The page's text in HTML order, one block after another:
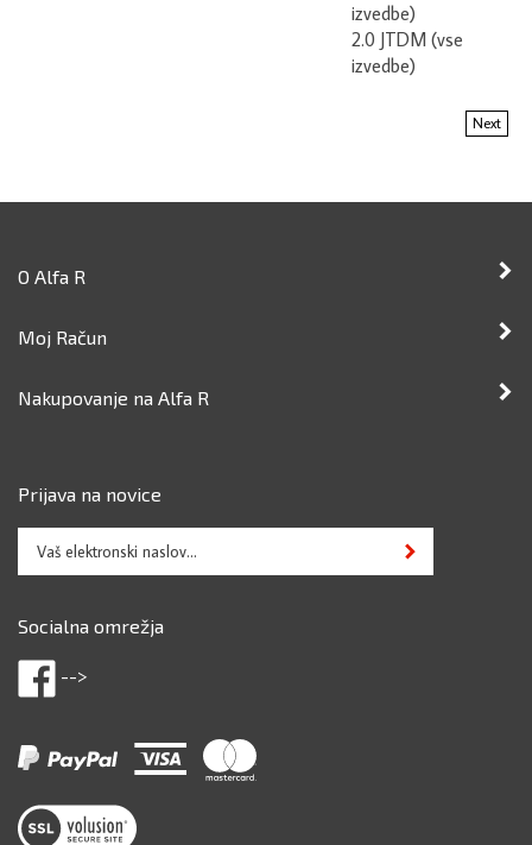
2.0 JTDM (vse
izvedbe)
Next
O Alfa R
Moj Račun
Nakupovanje na Alfa R
Prijava na novice
Vpišite
vaš
email
da
se
prijavite
Sign up for
Socialna omrežja
Like
Alfa
Filip
Stirn
on
View
our